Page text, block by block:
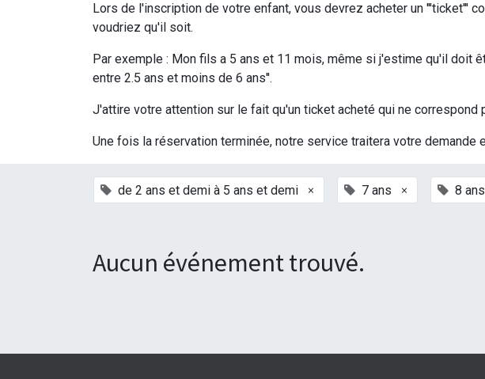
Lors de l'inscription de votre enfant, vous devrez acheter un '''ticket'''
voudriez qu'il soit.
Par exemple : Mon fils a 5 ans et 11 mois, même si j'estime qu'il doit
entre 2.5 ans et moins de 6 ans''.
J'attire votre attention sur le fait qu'un ticket acheté qui ne
Une fois la réservation terminée, notre service traitera votre
de 2 ans et demi à 5 ans et demi × 7 ans × 8 ans
Aucun événement trouvé.